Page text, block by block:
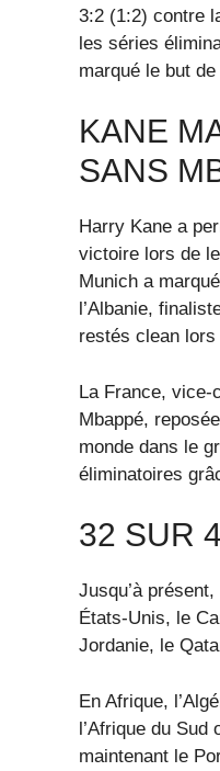
3:2 (1:2) contre
les séries
marqué le but
KANE
SANS
Harry Kane a
victoire lors de
Munich a
l’Albanie,
restés clean
La France, vice-
Mbappé,
monde dans le
éliminatoires
32 SUR
Jusqu’à
États-Unis, le
Jordanie, le
En Afrique,
l’Afrique du Sud
maintenant le